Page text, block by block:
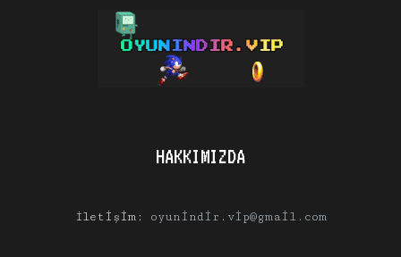
HAKKIMIZDA
İletişim: oyunindir.vip@gmail.com